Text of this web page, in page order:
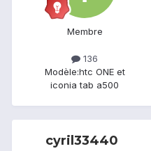
Membre
136
Modèle:htc ONE et
iconia tab a500
cyril33440